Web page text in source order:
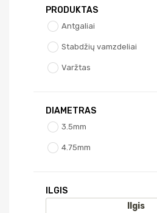
PRODUKTAS
Antgaliai
Stabdžių vamzdeliai
Varžtas
DIAMETRAS
3.5mm
4.75mm
ILGIS
Ilgis